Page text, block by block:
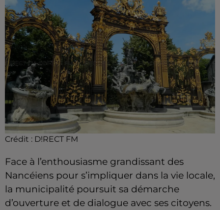
Crédit : D!RECT FM
Face à l’enthousiasme grandissant des
Nancéiens pour s’impliquer dans la vie locale,
la municipalité poursuit sa démarche
d’ouverture et de dialogue avec ses citoyens.